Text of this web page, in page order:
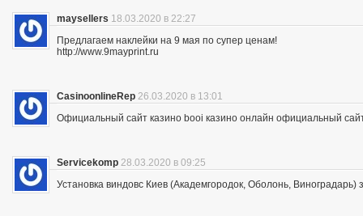
maysellers 18.03.2020 в 22:27
Предлагаем наклейки на 9 мая по супер ценам!
http://www.9mayprint.ru
CasinoonlineRep 26.03.2020 в 13:01
Официальный сайт казино booi казино онлайн официальный
Servicekomp 28.03.2020 в 09:25
Установка виндовс Киев (Академгородок, Оболонь, Виноградарь)